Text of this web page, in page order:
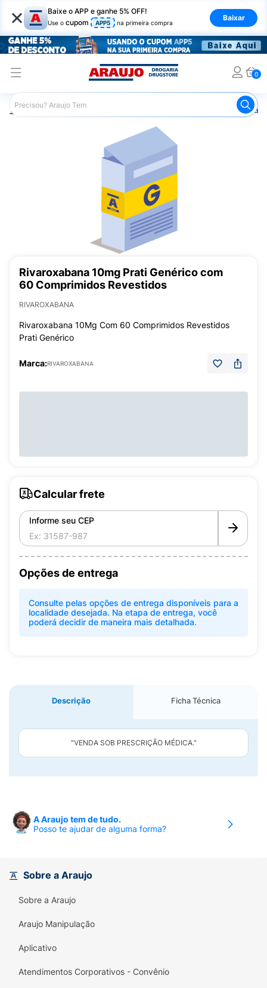
× Baixe o APP e ganhe 5% OFF!
Use o cupom APP5 na primeira compra
Baixar
0
Araujo Medicamentos Remédio para o Sistema
Rivaroxabana 10mg Prati Genérico com
60 Comprimidos Revestidos
RIVAROXABANA
Rivaroxabana 10Mg Com 60 Comprimidos Revestidos
Prati Genérico
Marca:RIVAROXABANA
Calcular frete
Informe seu CEP
Opções de entrega
Consulte pelas opções de entrega disponíveis para a
localidade desejada. Na etapa de entrega, você
poderá decidir de maneira mais detalhada.
Descrição Ficha Técnica
"VENDA SOB PRESCRIÇÃO MÉDICA."
A Araujo tem de tudo.
Posso te ajudar de alguma forma?
Sobre a Araujo
Sobre a Araujo
Araujo Manipulação
Aplicativo
Atendimentos Corporativos - Convênio